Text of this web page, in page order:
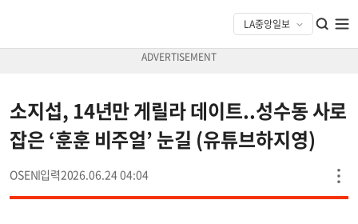
소지섭, 14년만 게릴라 데이트..성수동 사로
잡은 ‘훈훈 비주얼’ 눈길 (유튜브하지영)
OSEN 2026.06.24 04:04